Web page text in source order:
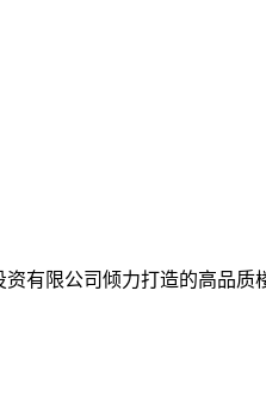
有限公司倾力打造的高品